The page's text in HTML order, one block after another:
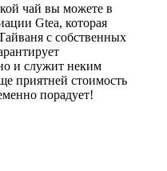
чай вы можете в
Gtea, которая
с собственных
и служит неким
приятней стоимость
порадует!